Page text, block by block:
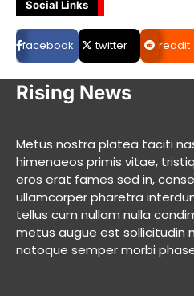
Social Links
facebook twitter reddit
Rising News
Metus nostra platea taciti
himenaeos primis vitae,
eros erat fames sed in,
ullamcorper pharetra
tellus cum nullam nulla
metus augue est sollicitudin
natoque semper morbi